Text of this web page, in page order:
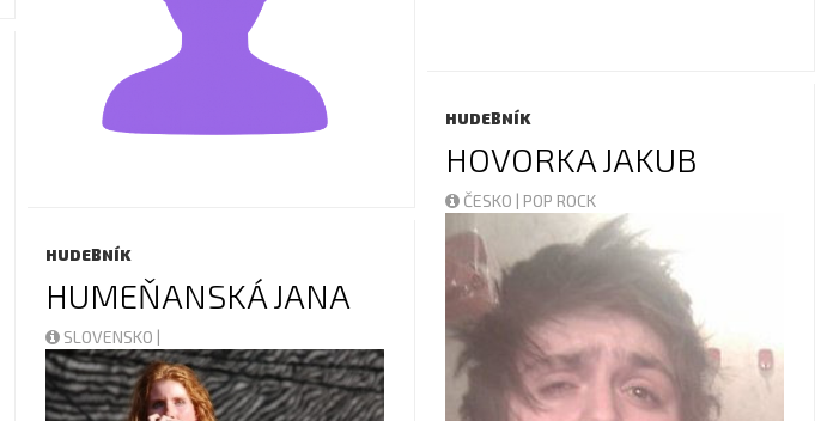
HUDEBNÍK
HOVORKA JAKUB
ČESKO | POP ROCK
HUDEBNÍK
HUMEŇANSKÁ JANA
SLOVENSKO |